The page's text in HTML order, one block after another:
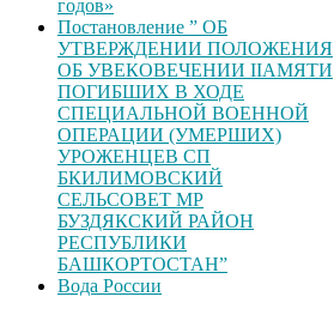
годов»
Постановление ” ОБ
УТВЕРЖДЕНИИ ПОЛОЖЕНИЯ
ОБ УВЕКОВЕЧЕНИИ ІІАМЯТИ
ПОГИБШИХ В ХОДЕ
СПЕЦИАЛЬНОЙ ВОЕННОЙ
ОПЕРАЦИИ (УМЕРШИХ)
УРОЖЕНЦЕВ CП
БКИЛИМОВСКИЙ
СЕЛЬСОВЕТ МР
БУЗДЯКСКИЙ РАЙОН
РЕСПУБЛИКИ
БАШКОРТОСТАН”
Вода России